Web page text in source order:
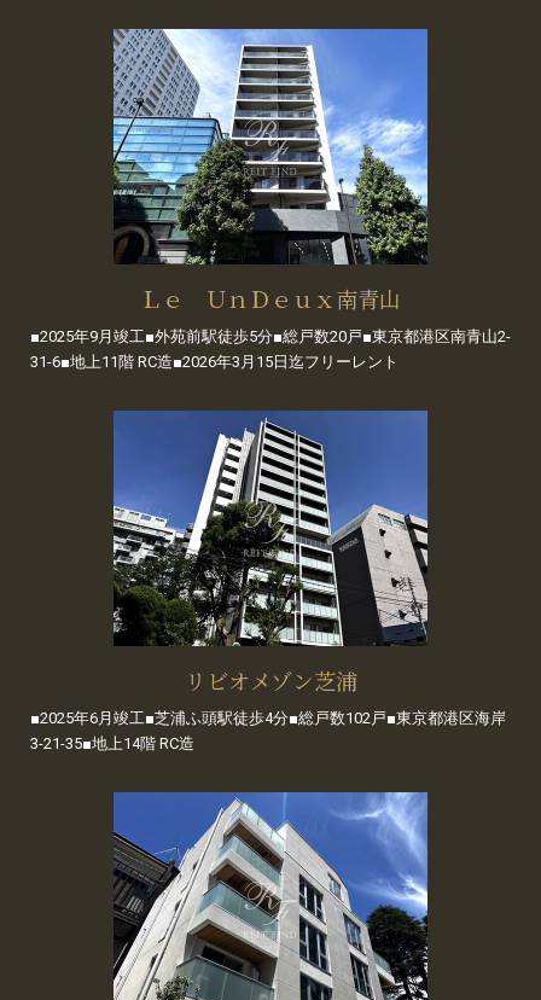
Ｌｅ ＵｎＤｅｕｘ南青山
■2025年9月竣工■外苑前駅徒歩5分■総戸数20戸■東京都港区南青山2-
31-6■地上11階 RC造■2026年3月15日迄フリーレント
リビオメゾン芝浦
■2025年6月竣工■芝浦ふ頭駅徒歩4分■総戸数102戸■東京都港区海岸
3-21-35■地上14階 RC造